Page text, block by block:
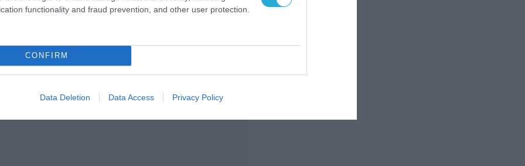
functionality and fraud prevention, and other user protection.
CONFIRM
Data Deletion Data Access Privacy Policy